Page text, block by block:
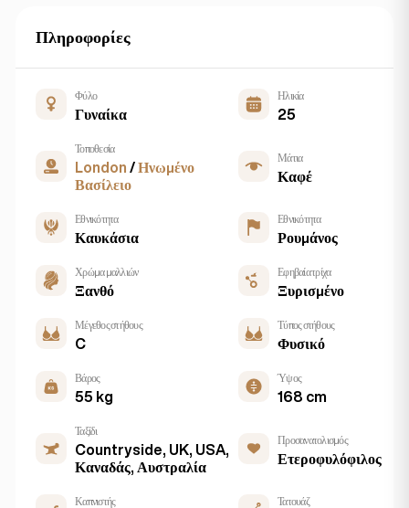
Πληροφορίες
Φύλο
Γυναίκα
Ηλικία
25
Τοποθεσία
London /Ηνωμένο
Βασίλειο
Μάτια
Καφέ
Εθνικότητα
Καυκάσια
Εθνικότητα
Ρουμάνος
Χρώμα μαλλιών
Ξανθό
Εφηβαία τρίχα
Ξυρισμένο
Μέγεθος στήθους
C
Τύπος στήθους
Φυσικό
Βάρος
55 kg
Ύψος
168 cm
Ταξίδι
Countryside, UK, USA,
Καναδάς, Αυστραλία
Προσανατολισμός
Ετεροφυλόφιλος
Καπνιστής Τατουάζ